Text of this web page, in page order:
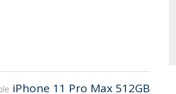
iPhone 11 Pro Max 512GB